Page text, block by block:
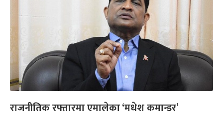
राजनीतिक रफ्तारमा एमालेका ‘मधेश कमान्डर’